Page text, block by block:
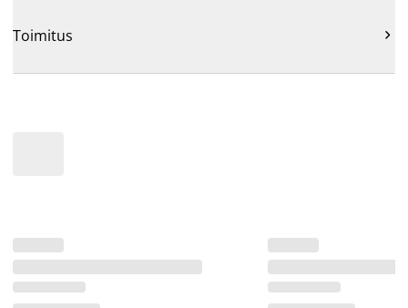
Toimitus 